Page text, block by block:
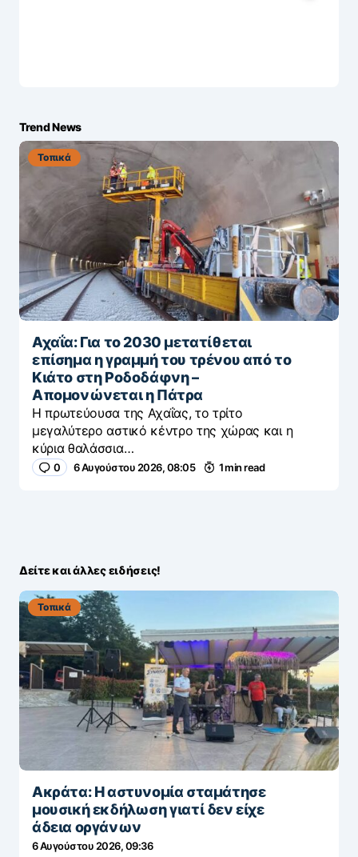
Trend News
Τοπικά
Αχαΐα: Για το 2030 μετατίθεται
επίσημα η γραμμή του τρένου από το
Κιάτο στη Ροδοδάφνη –
Απομονώνεται η Πάτρα
Η πρωτεύουσα της Αχαΐας, το τρίτο
μεγαλύτερο αστικό κέντρο της χώρας και η
κύρια θαλάσσια…
0 6 Αυγούστου 2026, 08:05 1 min read
Δείτε και άλλες ειδήσεις!
Τοπικά
Ακράτα: Η αστυνομία σταμάτησε
μουσική εκδήλωση γιατί δεν είχε
άδεια οργάνων
6 Αυγούστου 2026, 09:36